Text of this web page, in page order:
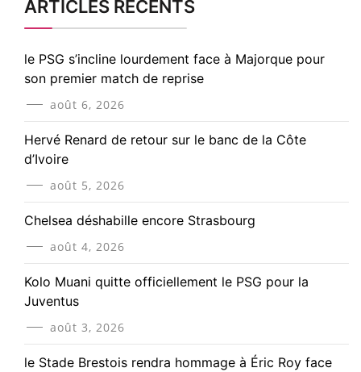
ARTICLES RÉCENTS
le PSG s’incline lourdement face à Majorque pour
son premier match de reprise
août 6, 2026
Hervé Renard de retour sur le banc de la Côte
d’Ivoire
août 5, 2026
Chelsea déshabille encore Strasbourg
août 4, 2026
Kolo Muani quitte officiellement le PSG pour la
Juventus
août 3, 2026
le Stade Brestois rendra hommage à Éric Roy face